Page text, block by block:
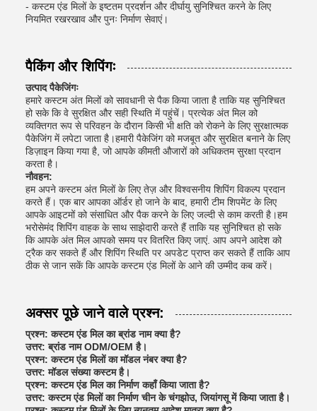
- कस्टम एंड मिलों के इष्टतम प्रदर्शन और दीर्घायु सुनिश्चित करने के लिए
नियमित रखरखाव और पुनः निर्माण सेवाएं।
पैकिंग और शिपिंगः
उत्पाद पैकेजिंगः
हमारे कस्टम अंत मिलों को सावधानी से पैक किया जाता है ताकि यह सुनिश्चित
हो सके कि वे सुरक्षित और सही स्थिति में पहुंचें। प्रत्येक अंत मिल को
व्यक्तिगत रूप से परिवहन के दौरान किसी भी क्षति को रोकने के लिए सुरक्षात्मक
पैकेजिंग में लपेटा जाता है।हमारी पैकेजिंग को मजबूत और सुरक्षित बनाने के लिए
डिज़ाइन किया गया है, जो आपके कीमती औजारों को अधिकतम सुरक्षा प्रदान
करता है।
नौवहन:
हम अपने कस्टम अंत मिलों के लिए तेज़ और विश्वसनीय शिपिंग विकल्प प्रदान
करते हैं। एक बार आपका ऑर्डर हो जाने के बाद, हमारी टीम शिपमेंट के लिए
आपके आइटमों को संसाधित और पैक करने के लिए जल्दी से काम करती है।हम
भरोसेमंद शिपिंग वाहक के साथ साझेदारी करते हैं ताकि यह सुनिश्चित हो सके
कि आपके अंत मिल आपको समय पर वितरित किए जाएं. आप अपने आदेश को
ट्रैक कर सकते हैं और शिपिंग स्थिति पर अपडेट प्राप्त कर सकते हैं ताकि आप
ठीक से जान सकें कि आपके कस्टम एंड मिलों के आने की उम्मीद कब करें।
अक्सर पूछे जाने वाले प्रश्न:
प्रश्न: कस्टम एंड मिल का ब्रांड नाम क्या है?
उत्तर: ब्रांड नाम ODM/OEM है।
प्रश्न: कस्टम एंड मिलों का मॉडल नंबर क्या है?
उत्तर: मॉडल संख्या कस्टम है।
प्रश्न: कस्टम एंड मिल का निर्माण कहाँ किया जाता है?
उत्तर: कस्टम एंड मिलों का निर्माण चीन के चंगझोउ, जियांगसू में किया जाता है।